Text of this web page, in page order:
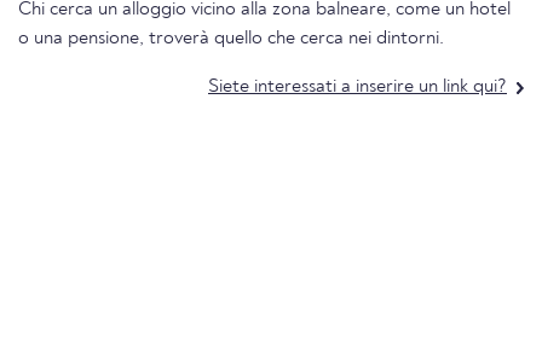
Chi cerca un alloggio vicino alla zona balneare, come un hotel
o una pensione, troverà quello che cerca nei dintorni.
Siete interessati a inserire un link qui?